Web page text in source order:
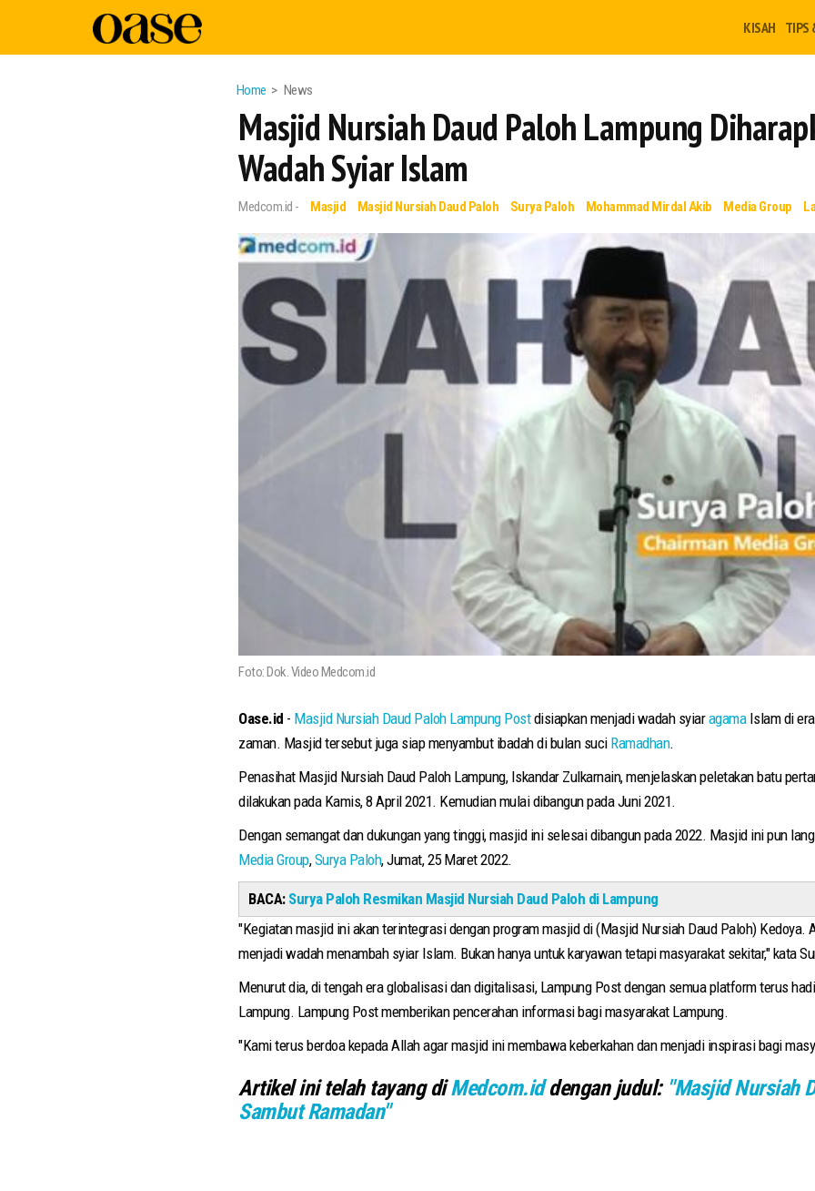
KISAH TIPS
Home News
Masjid Nursiah Daud Paloh Lampung
Wadah Syiar Islam
Medcom.id - Masjid Masjid Nursiah Daud Paloh Surya Paloh Mohammad Mirdal Akib Media Group
Foto: Dok. Video Medcom.id
Oase.id - Masjid Nursiah Daud Paloh Lampung Postdisiapkan menjadi wadah syiaragamaIslam di
zaman. Masjid tersebut juga siap menyambut ibadah di bulan suci Ramadhan.
Penasihat Masjid Nursiah Daud Paloh Lampung, Iskandar Zulkarnain, menjelaskan peletakan batu
dilakukan pada Kamis, 8 April 2021. Kemudian mulai dibangun pada Juni 2021.
Dengan semangat dan dukungan yang tinggi, masjid ini selesai dibangun pada 2022. Masjid ini pun
Media Group,Surya Paloh, Jumat, 25 Maret 2022.
BACA: Surya Paloh Resmikan Masjid Nursiah Daud Paloh di Lampung
"Kegiatan masjid ini akan terintegrasi dengan program masjid di (Masjid Nursiah Daud Paloh) Kedoya.
menjadi wadah menambah syiar Islam. Bukan hanya untuk karyawan tetapi masyarakat sekitar," kata
Menurut dia, di tengah era globalisasi dan digitalisasi, Lampung Post dengan semua platform terus
Lampung. Lampung Post memberikan pencerahan informasi bagi masyarakat Lampung.
"Kami terus berdoa kepada Allah agar masjid ini membawa keberkahan dan menjadi inspirasi bagi
Artikel ini telah tayang diMedcom.iddengan judul: "Masjid Nursiah
Sambut Ramadan"